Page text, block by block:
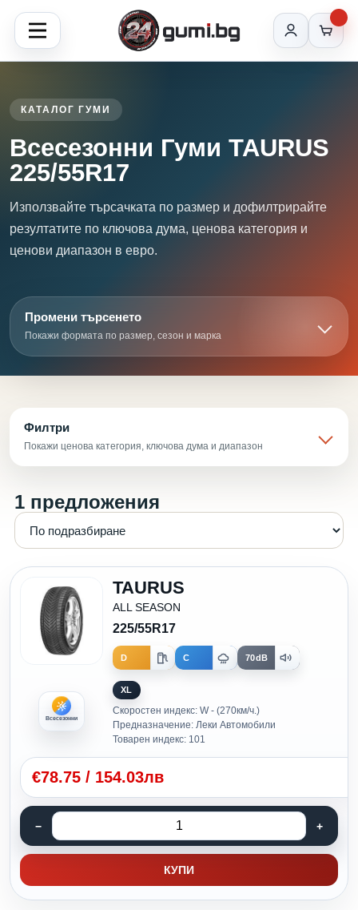
КАТАЛОГ ГУМИ
Всесезонни Гуми TAURUS
225/55R17
Използвайте търсачката по размер и дофилтрирайте
резултатите по ключова дума, ценова категория и
ценови диапазон в евро.
Промени търсенето
Покажи формата по размер, сезон и марка
Филтри
Покажи ценова категория, ключова дума и диапазон
1 предложения
Всесезонни
TAURUS
ALL SEASON
225/55R17
D C 70dB
XL
Скоростен индекс: W - (270км/ч.)
Предназначение: Леки Автомобили
Товарен индекс: 101
€78.75 / 154.03лв
КУПИ